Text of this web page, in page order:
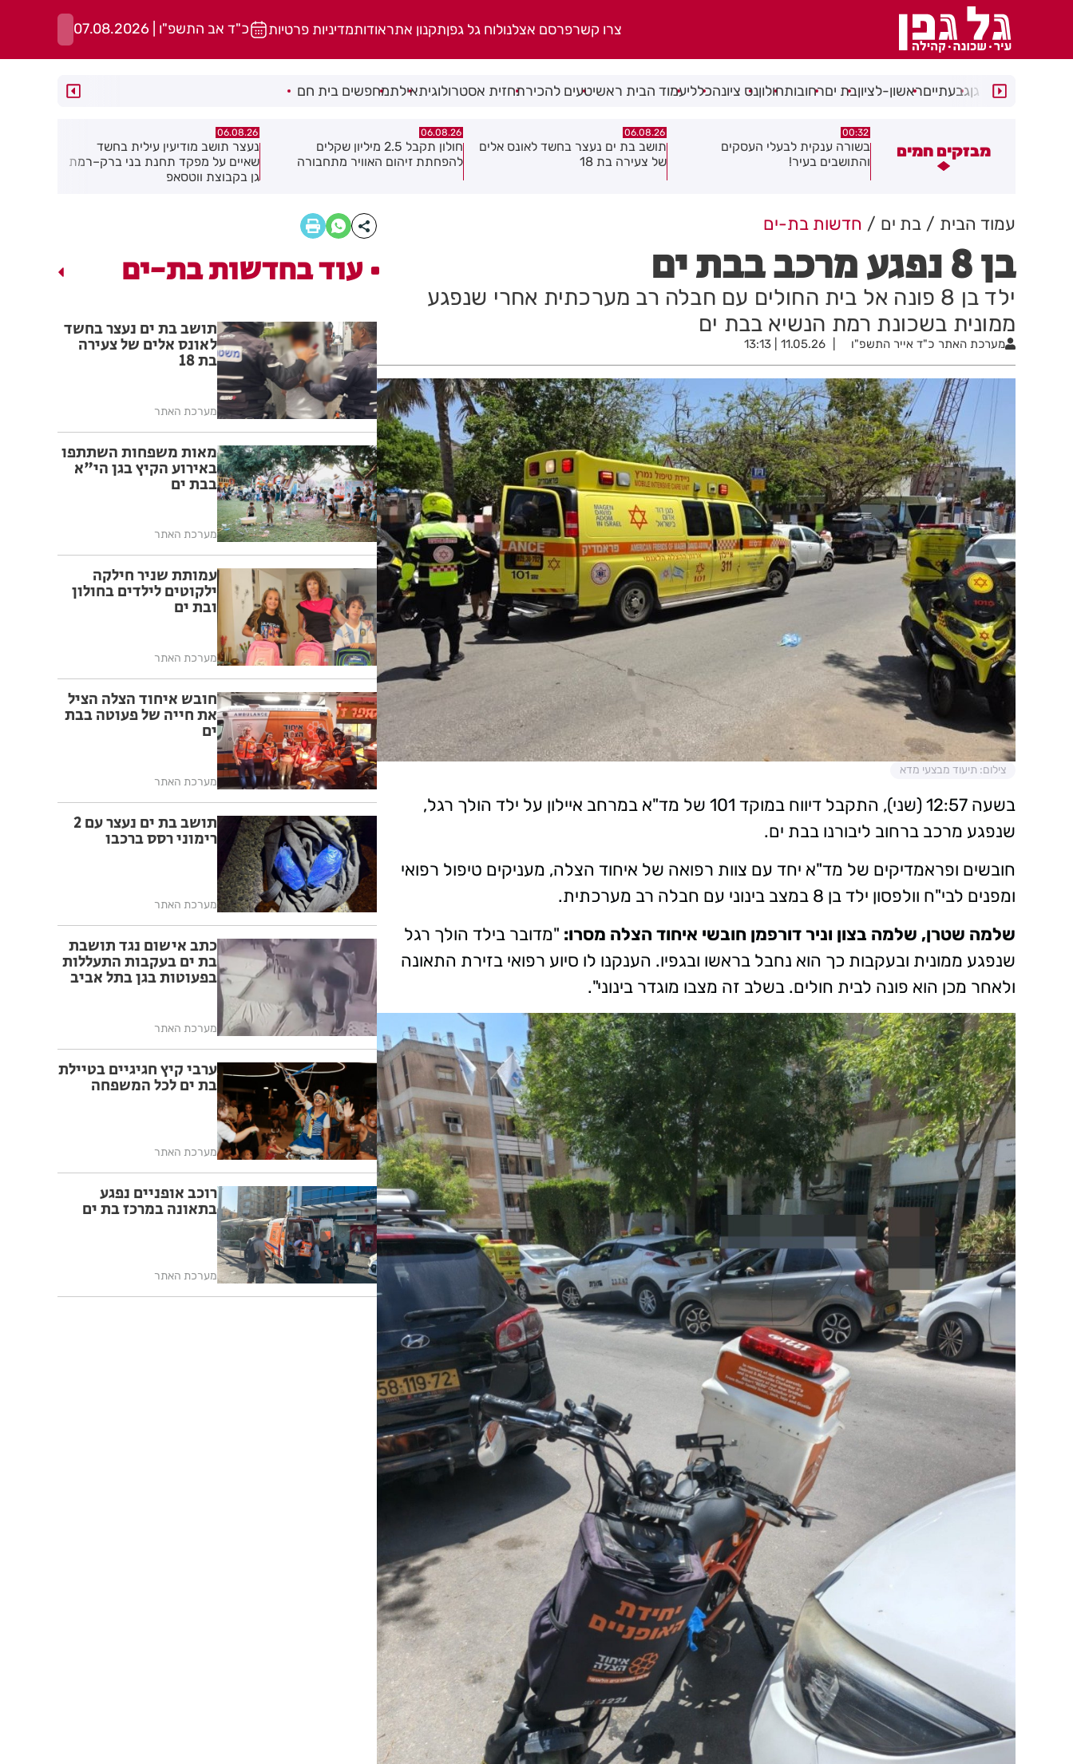
צרו קשרפרסם אצלנולוח גל גפןתקנון אתראודותמדיניות פרטיות כ"ד אב התשפ"ו | 07.08.2026
רמת גןגבעתייםראשון-לציוןבת יםרחובותחולוןנס ציונהכלליעמוד הבית ראשיטעים להכירתחזית אסטרולוגיתאילתמחפשים בית חם
מבזקים חמים
בשורה ענקית לבעלי העסקים
06.08.26
תושב בת ים נעצר בחשד לאונס אלים
של צעירה בת 18
06.08.26
חולון תקבל 2.5 מיליון שקלים
להפחתת זיהום האוויר מתחבורה
06.08.26
נעצר תושב מודיעין עילית בחשד
שאיים על מפקד תחנת בני ברק–רמת
06.08.26
מקהלה אחת לכולם בראשון לציון
עמוד הבית בת ים חדשות בת-ים
בן 8 נפגע מרכב בבת ים
ילד בן 8 פונה אל בית החולים עם חבלה רב מערכתית אחרי שנפגע
ממונית בשכונת רמת הנשיא בבת ים
מערכת האתר כ"ד אייר התשפ"ו 11.05.26 | 13:13
צילום: תיעוד מבצעי מדא
בשעה 12:57 (שני), התקבל דיווח במוקד 101 של מד"א במרחב איילון על ילד הולך רגל,
שנפגע מרכב ברחוב ליבורנו בבת ים.
חובשים ופראמדיקים של מד"א יחד עם צוות רפואה של איחוד הצלה, מעניקים טיפול רפואי
ומפנים לבי"ח וולפסון ילד בן 8 במצב בינוני עם חבלה רב מערכתית.
שלמה שטרן, שלמה בצון וניר דורפמן חובשי איחוד הצלה מסרו: "מדובר בילד הולך רגל
שנפגע ממונית ובעקבות כך הוא נחבל בראשו ובגפיו. הענקנו לו סיוע רפואי בזירת התאונה
ולאחר מכן הוא פונה לבית חולים. בשלב זה מצבו מוגדר בינוני".
עוד בחדשות בת-ים
תושב בת ים נעצר בחשד
לאונס אלים של צעירה
בת 18
מערכת האתר
מאות משפחות השתתפו
באירוע הקיץ בגן הי"א
בבת ים
מערכת האתר
עמותת שניר חילקה
ילקוטים לילדים בחולון
ובת ים
מערכת האתר
חובש איחוד הצלה הציל
את חייה של פעוטה בבת
ים
מערכת האתר
תושב בת ים נעצר עם 2
רימוני רסס ברכבו
מערכת האתר
כתב אישום נגד תושבת
בת ים בעקבות התעללות
בפעוטות בגן בתל אביב
מערכת האתר
ערבי קיץ חגיגיים בטיילת
בת ים לכל המשפחה
מערכת האתר
רוכב אופניים נפגע
בתאונה במרכז בת ים
מערכת האתר